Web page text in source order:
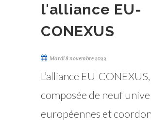
l'alliance EU-
CONEXUS
Mardi 8 novembre 2022
L’alliance EU-CONEXUS,
composée de neuf
européennes et